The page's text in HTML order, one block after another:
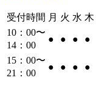
受付時間 月 火 水 木
10：00〜
14：00
● ● ● ●
15：00〜
21：00
● ● ● ●